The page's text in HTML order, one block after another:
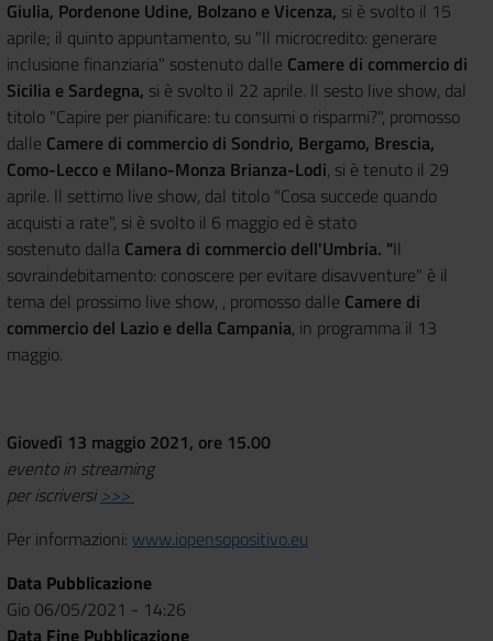
Giulia, Pordenone Udine, Bolzano e Vicenza, si è svolto il 15
aprile; il quinto appuntamento, su "Il microcredito: generare
inclusione finanziaria" sostenuto dalle Camere di commercio di
Sicilia e Sardegna, si è svolto il 22 aprile. Il sesto live show, dal
titolo "Capire per pianificare: tu consumi o risparmi?", promosso
dalle Camere di commercio di Sondrio, Bergamo, Brescia,
Como-Lecco e Milano-Monza Brianza-Lodi, si è tenuto il 29
aprile. Il settimo live show, dal titolo "Cosa succede quando
acquisti a rate", si è svolto il 6 maggio ed è stato
sostenuto dalla Camera di commercio dell'Umbria. "Il
sovraindebitamento: conoscere per evitare disavventure" è il
tema del prossimo live show, , promosso dalle Camere di
commercio del Lazio e della Campania, in programma il 13
maggio.
Giovedì 13 maggio 2021, ore 15.00
evento in streaming
per iscriversi>>>
Per informazioni: www.iopensopositivo.eu
Data Pubblicazione
Gio 06/05/2021 - 14:26
Data Fine Pubblicazione